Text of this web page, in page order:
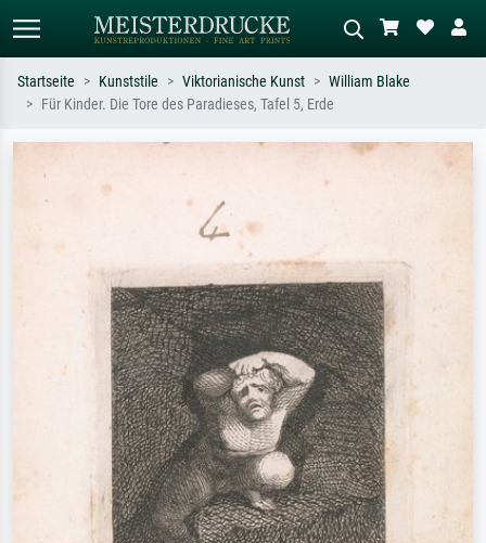
Sternennacht, Impressionismus, Welle
Beschreiben Sie die Szene – z.B. Grüne
Wiese, Abstrakt mit viel Rot, Dunkles
Startseite Kunststile Viktorianische Kunst
William Blake
Für Kinder. Die Tore des Paradieses, Tafel 5, Erde